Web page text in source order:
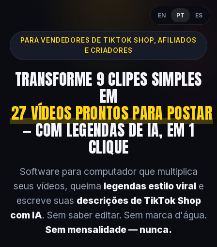
EN PT ES
PARA VENDEDORES DE TIKTOK SHOP, AFILIADOS
E CRIADORES
TRANSFORME 9 CLIPES SIMPLES
EM
27 VÍDEOS PRONTOS PARA POSTAR
— COM LEGENDAS DE IA, EM 1
CLIQUE
Software para computador que multiplica
seus vídeos, queima legendas estilo virale
escreve suas descrições de TikTok Shop
com IA. Sem saber editar. Sem marca d'água.
Sem mensalidade — nunca.